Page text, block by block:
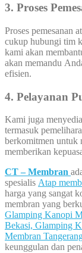
3. Proses
Proses pemesanan
cukup hubungi tim
kami akan
akan memandu
efisien.
4. Pelayanan
Kami juga
termasuk
berkomitmen untuk
memberikan
CT – Membran
spesialis Atap
harga yang sangat
membran yang
Glamping Kanopi
Bekasi, Glamping
Membran
keunggulan dan